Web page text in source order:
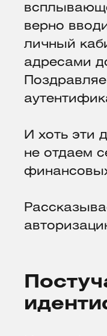
верно
личный
адресами
И хоть эти
не отдаем